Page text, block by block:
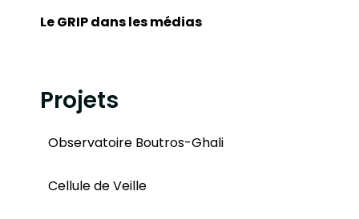
Le GRIP dans les médias
Projets
Observatoire Boutros-Ghali
Cellule de Veille